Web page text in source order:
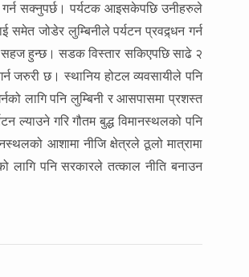
गर्न सक्नुपर्छ। पर्यटक आइसकेपछि उनीहरुले
समेत जोडेर लुम्बिनीले पर्यटन प्रवद्र्धन गर्न
सहज हुन्छ। सडक विस्तार सकिएपछि साढे २
जरुरी छ। स्थानिय होटल व्यवसायीले पनि
लागि पनि लुम्बिनी र आसपासमा प्रशस्त
ल्याउने गरि गौतम बुद्ध विमानस्थलको पनि
आशामा नीजि क्षेत्रले ठूलो मात्रामा
लागि पनि सरकारले तत्काल नीति बनाउन